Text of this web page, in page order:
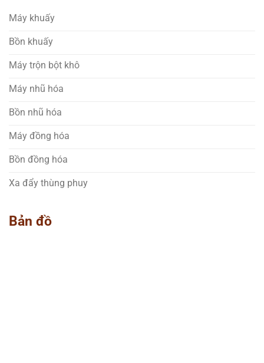
Máy khuấy
Bồn khuấy
Máy trộn bột khô
Máy nhũ hóa
Bồn nhũ hóa
Máy đồng hóa
Bồn đồng hóa
Xa đẩy thùng phuy
Bản đồ